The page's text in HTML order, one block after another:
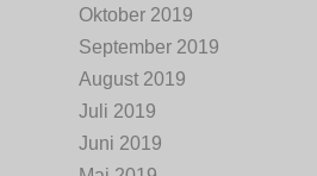
Oktober 2019
September 2019
August 2019
Juli 2019
Juni 2019